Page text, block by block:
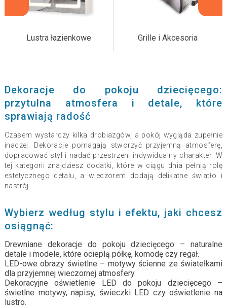
Lustra łazienkowe Grille i Akcesoria
Dekoracje do pokoju dziecięcego:
przytulna atmosfera i detale, które
sprawiają radość
Czasem wystarczy kilka drobiazgów, a pokój wygląda zupełnie
inaczej. Dekoracje pomagają stworzyć przyjemną atmosferę,
dopracować styl i nadać przestrzeni indywidualny charakter. W
tej kategorii znajdziesz dodatki, które w ciągu dnia pełnią rolę
estetycznego detalu, a wieczorem dodają delikatne światło i
nastrój.
Wybierz według stylu i efektu, jaki chcesz
osiągnąć:
Drewniane dekoracje do pokoju dziecięcego – naturalne
detale i modele, które ocieplą półkę, komodę czy regał.
LED-owe obrazy świetlne – motywy ścienne ze światełkami
dla przyjemnej wieczornej atmosfery.
Dekoracyjne oświetlenie LED do pokoju dziecięcego –
świetlne motywy, napisy, świeczki LED czy oświetlenie na
lustro.